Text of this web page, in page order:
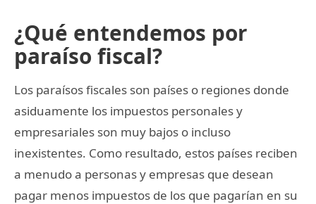
¿Qué entendemos por
paraíso fiscal?
Los paraísos fiscales son países o regiones donde
asiduamente los impuestos personales y
empresariales son muy bajos o incluso
inexistentes. Como resultado, estos países reciben
a menudo a personas y empresas que desean
pagar menos impuestos de los que pagarían en su